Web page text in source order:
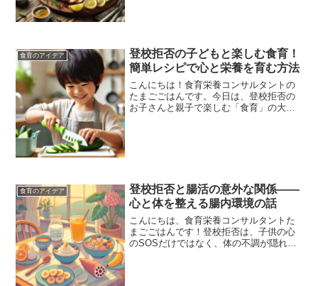
食育のアイデア
登校拒否の子どもと楽しむ食育！
簡単レシピで心と栄養を育む方法
こんにちは！食育栄養コンサルタントの
たまごごはんです。今日は、登校拒否の
お子さんと親子で楽しむ「食育」の大切
食育のアイデア
登校拒否と腸活の意外な関係――
心と体を整える腸内環境の話
こんにちは、食育栄養コンサルタントた
まごごはんです！登校拒否は、子供の心
のSOSだけではなく、体の不調が隠れて